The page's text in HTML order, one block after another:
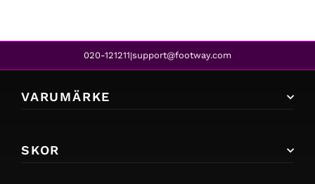
020-121211|support@footway.com
VARUMÄRKE
SKOR